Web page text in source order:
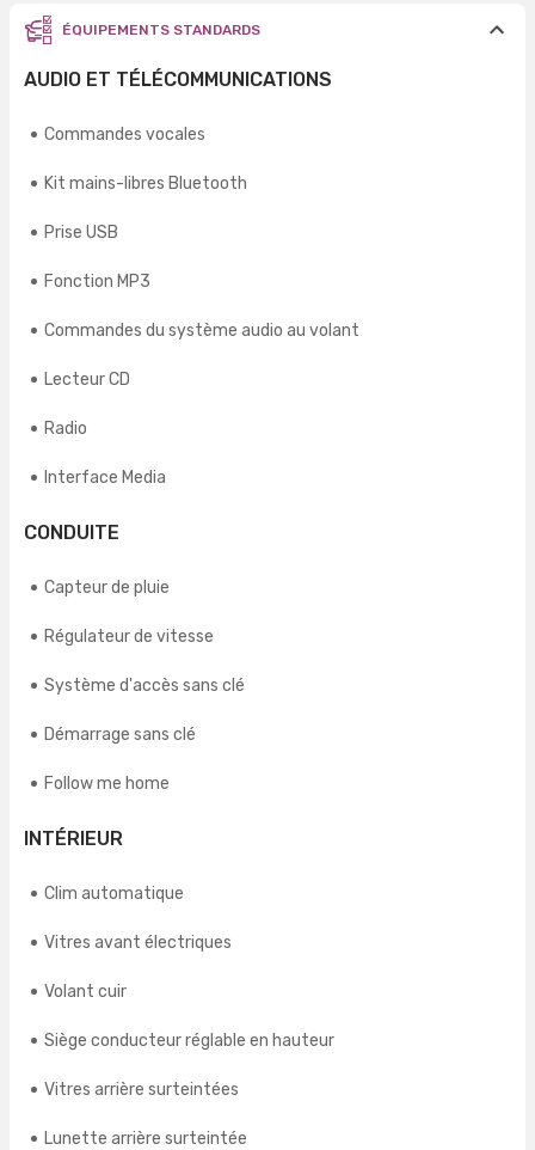
ÉQUIPEMENTS STANDARDS
AUDIO ET TÉLÉCOMMUNICATIONS
Commandes vocales
Kit mains-libres Bluetooth
Prise USB
Fonction MP3
Commandes du système audio au volant
Lecteur CD
Radio
Interface Media
CONDUITE
Capteur de pluie
Régulateur de vitesse
Système d'accès sans clé
Démarrage sans clé
Follow me home
INTÉRIEUR
Clim automatique
Vitres avant électriques
Volant cuir
Siège conducteur réglable en hauteur
Vitres arrière surteintées
Lunette arrière surteintée